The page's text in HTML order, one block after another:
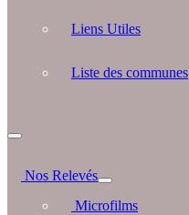
Liens Utiles
Liste des communes
Nos Relevés
Microfilms